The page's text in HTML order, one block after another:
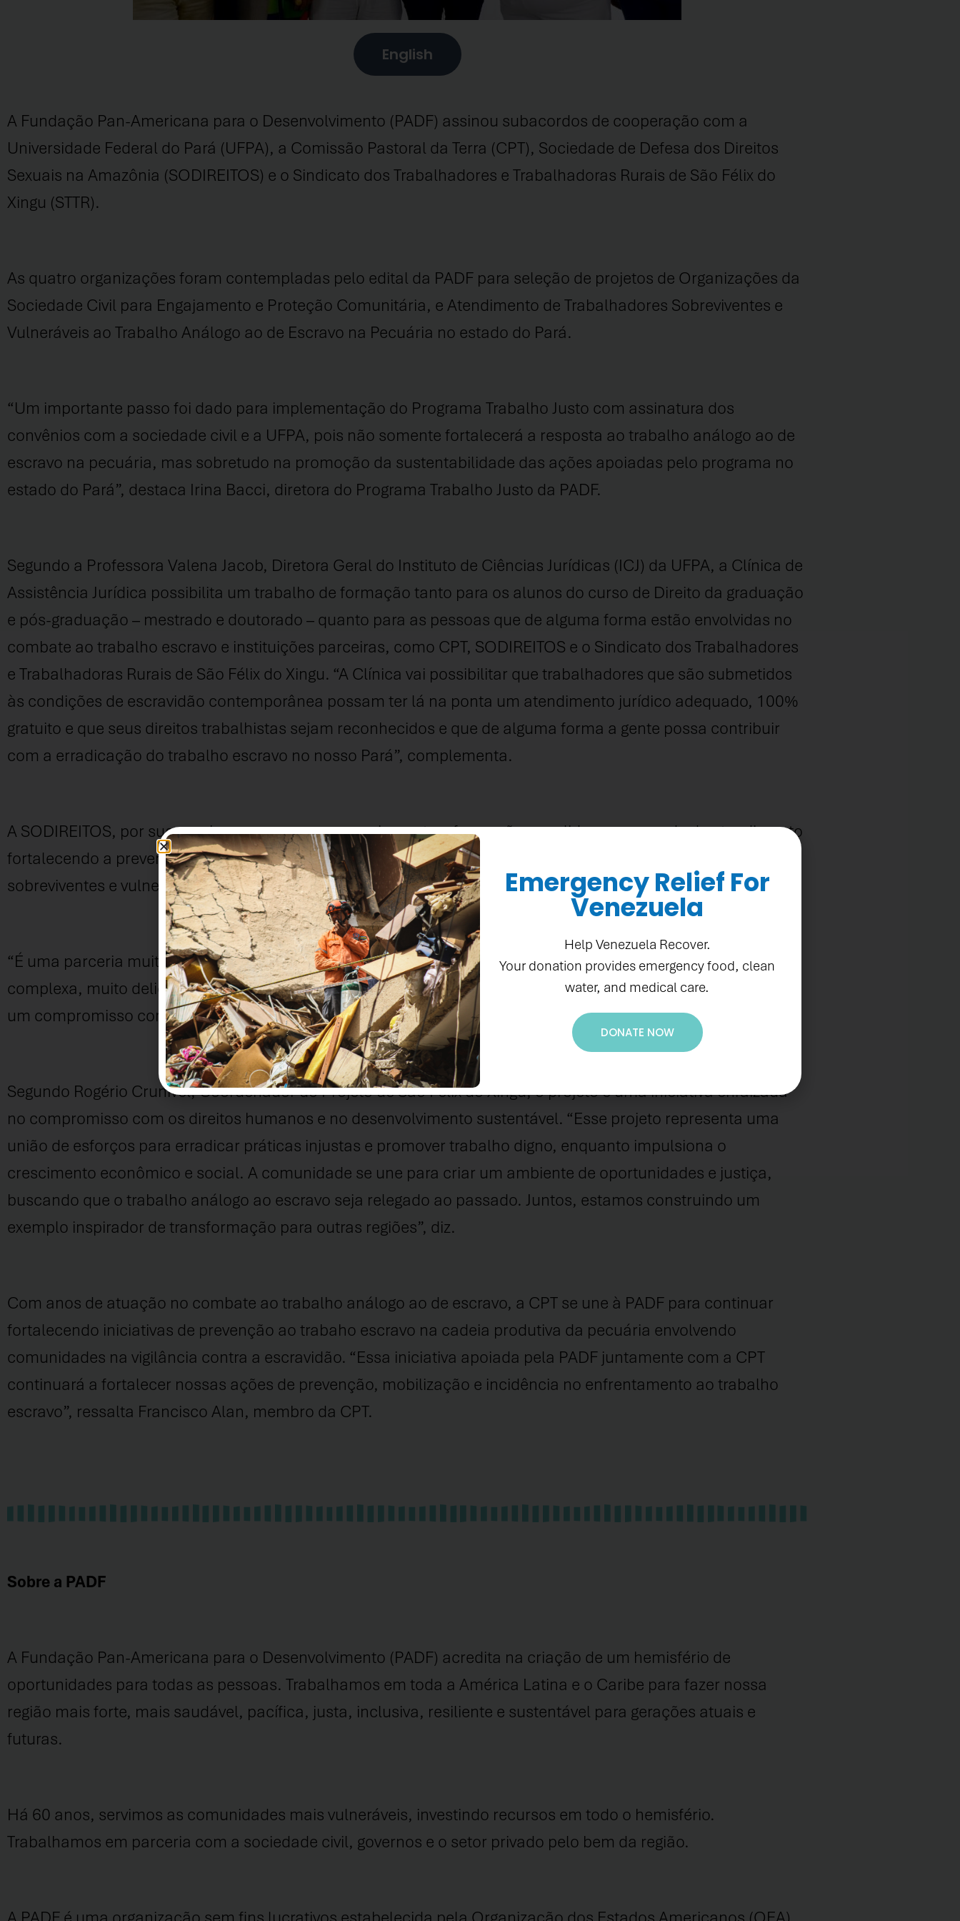
English
A Fundação Pan-Americana para o Desenvolvimento (PADF) assinou subacordos de cooperação com a
Universidade Federal do Pará (UFPA), a Comissão Pastoral da Terra (CPT), Sociedade de Defesa dos Direitos
Sexuais na Amazônia (SODIREITOS) e o Sindicato dos Trabalhadores e Trabalhadoras Rurais de São Félix do
Xingu (STTR).
As quatro organizações foram contempladas pelo edital da PADF para seleção de projetos de Organizações da
Sociedade Civil para Engajamento e Proteção Comunitária, e Atendimento de Trabalhadores Sobreviventes e
Vulneráveis ao Trabalho Análogo ao de Escravo na Pecuária no estado do Pará.
“Um importante passo foi dado para implementação do Programa Trabalho Justo com assinatura dos
convênios com a sociedade civil e a UFPA, pois não somente fortalecerá a resposta ao trabalho análogo ao de
escravo na pecuária, mas sobretudo na promoção da sustentabilidade das ações apoiadas pelo programa no
estado do Pará”, destaca Irina Bacci, diretora do Programa Trabalho Justo da PADF.
Segundo a Professora Valena Jacob, Diretora Geral do Instituto de Ciências Jurídicas (ICJ) da UFPA, a Clínica de
Assistência Jurídica possibilita um trabalho de formação tanto para os alunos do curso de Direito da graduação
e pós-graduação – mestrado e doutorado – quanto para as pessoas que de alguma forma estão envolvidas no
combate ao trabalho escravo e instituições parceiras, como CPT, SODIREITOS e o Sindicato dos Trabalhadores
e Trabalhadoras Rurais de São Félix do Xingu. “A Clínica vai possibilitar que trabalhadores que são submetidos
às condições de escravidão contemporânea possam ter lá na ponta um atendimento jurídico adequado, 100%
gratuito e que seus direitos trabalhistas sejam reconhecidos e que de alguma forma a gente possa contribuir
com a erradicação do trabalho escravo no nosso Pará”, complementa.
A SODIREITOS, por sua vez, busca promover o engajamento e formação para lideranças e rede de atendimento
fortalecendo a prevenção ao trabalho análogo ao de escravo, bem como a proteção aos trabalhadores
sobreviventes e vulneráveis na cadeia produtiva da pecuária no estado do Pará.
“É uma parceria muito importante porque visa justamente o enfrentamento de uma problemática muito
complexa, muito delicada e ao mesmo tempo traz a contribuição de duas organizações que têm um ativismo e
um compromisso com a transformação social”, afirma Angélica Gonçalves, tesoureira da SODIREITOS.
Segundo Rogério Crunivel, Coordenador do Projeto de São Félix do Xingu, o projeto é uma iniciativa enraizada
no compromisso com os direitos humanos e no desenvolvimento sustentável. “Esse projeto representa uma
união de esforços para erradicar práticas injustas e promover trabalho digno, enquanto impulsiona o
crescimento econômico e social. A comunidade se une para criar um ambiente de oportunidades e justiça,
buscando que o trabalho análogo ao escravo seja relegado ao passado. Juntos, estamos construindo um
exemplo inspirador de transformação para outras regiões”, diz.
Com anos de atuação no combate ao trabalho análogo ao de escravo, a CPT se une à PADF para continuar
fortalecendo iniciativas de prevenção ao trabaho escravo na cadeia produtiva da pecuária envolvendo
comunidades na vigilância contra a escravidão. “Essa iniciativa apoiada pela PADF juntamente com a CPT
continuará a fortalecer nossas ações de prevenção, mobilização e incidência no enfrentamento ao trabalho
escravo”, ressalta Francisco Alan, membro da CPT.
Sobre a PADF
A Fundação Pan-Americana para o Desenvolvimento (PADF) acredita na criação de um hemisfério de
oportunidades para todas as pessoas. Trabalhamos em toda a América Latina e o Caribe para fazer nossa
região mais forte, mais saudável, pacífica, justa, inclusiva, resiliente e sustentável para gerações atuais e
futuras.
Há 60 anos, servimos as comunidades mais vulneráveis, investindo recursos em todo o hemisfério.
Trabalhamos em parceria com a sociedade civil, governos e o setor privado pelo bem da região.
Emergency Relief For
Venezuela
Help Venezuela Recover.
Your donation provides emergency food, clean
water, and medical care.
DONATE NOW